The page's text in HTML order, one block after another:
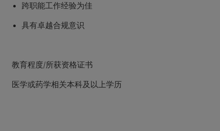
跨职能工作经验为佳
具有卓越合规意识
教育程度/所获资格证书
医学或药学相关本科及以上学历